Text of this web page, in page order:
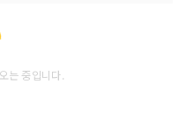
는 중입니다.